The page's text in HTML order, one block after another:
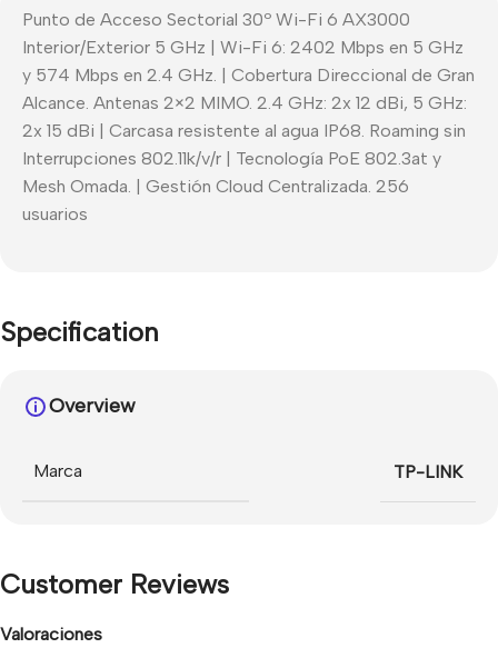
Punto de Acceso Sectorial 30º Wi-Fi 6 AX3000
Interior/Exterior 5 GHz | Wi-Fi 6: 2402 Mbps en 5 GHz
y 574 Mbps en 2.4 GHz. | Cobertura Direccional de Gran
Alcance. Antenas 2×2 MIMO. 2.4 GHz: 2x 12 dBi, 5 GHz:
2x 15 dBi | Carcasa resistente al agua IP68. Roaming sin
Interrupciones 802.11k/v/r | Tecnología PoE 802.3at y
Mesh Omada. | Gestión Cloud Centralizada. 256
usuarios
Specification
Overview
Marca TP-LINK
Customer Reviews
Valoraciones